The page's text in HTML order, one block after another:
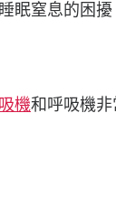
眠窒息的困
機和呼吸機